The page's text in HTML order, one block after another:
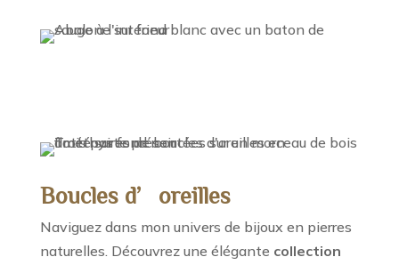
Boucles d’oreilles
Naviguez dans mon univers de bijoux en pierres
naturelles. Découvrez une élégante collection